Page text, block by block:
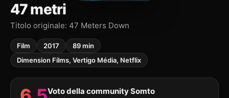
47 metri
Titolo originale: 47 Meters Down
Film 2017
89 min
Dimension Films, Vertigo Média, Netflix
Voto della community Somto